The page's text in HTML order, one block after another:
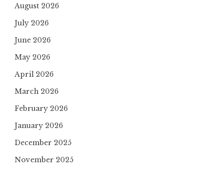
August 2026
July 2026
June 2026
May 2026
April 2026
March 2026
February 2026
January 2026
December 2025
November 2025